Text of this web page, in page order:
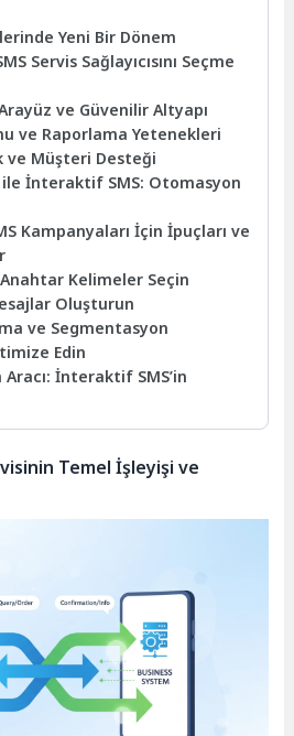
Yeni Bir Dönem
Servis Sağlayıcısını Seçme
ve Güvenilir Altyapı
ve Raporlama Yetenekleri
ve Müşteri Desteği
ile İnteraktif SMS: Otomasyon
Kampanyaları İçin İpuçları ve
Anahtar Kelimeler Seçin
Oluşturun
ve Segmentasyon
Edin
İnteraktif SMS’in
Temel İşleyişi ve